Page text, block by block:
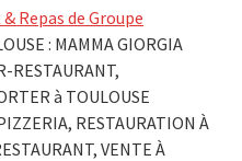
Repas de Groupe
: MAMMA GIORGIA
RESTAURANT,
à TOULOUSE
RESTAURATION À
VENTE À